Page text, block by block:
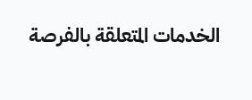
الخدمات المتعلقة بالفرصة